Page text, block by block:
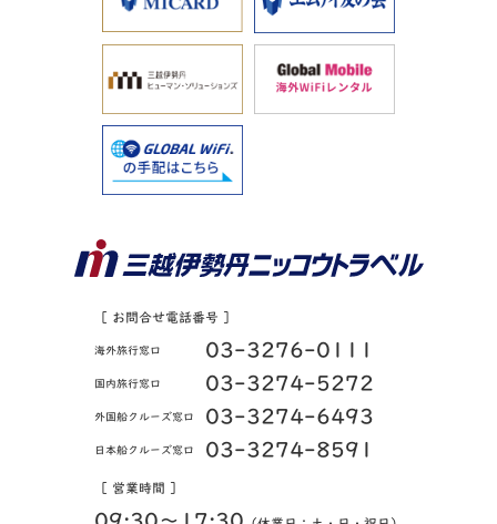
［ お問合せ電話番号 ］
海外旅行窓口 03-3276-0111
国内旅行窓口 03-3274-5272
外国船クルーズ窓口 03-3274-6493
日本船クルーズ窓口 03-3274-8591
［ 営業時間 ］
09:30〜17:30